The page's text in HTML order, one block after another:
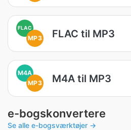
FLAC
MP3 FLAC til MP3
M4A
MP3
M4A til MP3
e-bogskonvertere
Se alle e-bogsværktøjer →